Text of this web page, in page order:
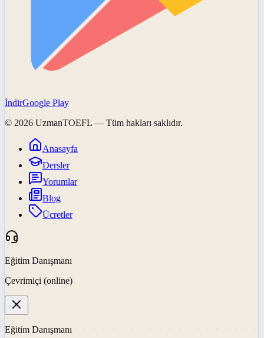
İndirGoogle Play
© 2026 UzmanTOEFL — Tüm hakları saklıdır.
Anasayfa
Dersler
Yorumlar
Blog
Ücretler
Eğitim Danışmanı
Çevrimiçi (online)
Eğitim Danışmanı